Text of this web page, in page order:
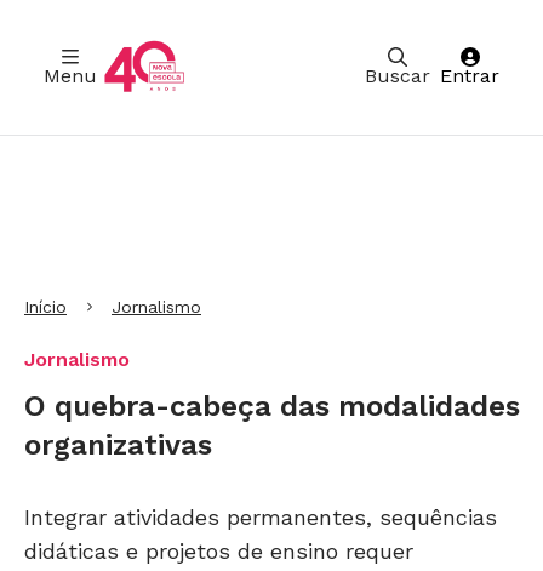
Buscar
Menu Entrar
Início Jornalismo
Jornalismo
O quebra-cabeça das modalidades
organizativas
Integrar atividades permanentes, sequências
didáticas e projetos de ensino requer